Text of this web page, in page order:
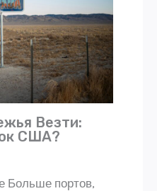
Везти:
США?
Больше портов,